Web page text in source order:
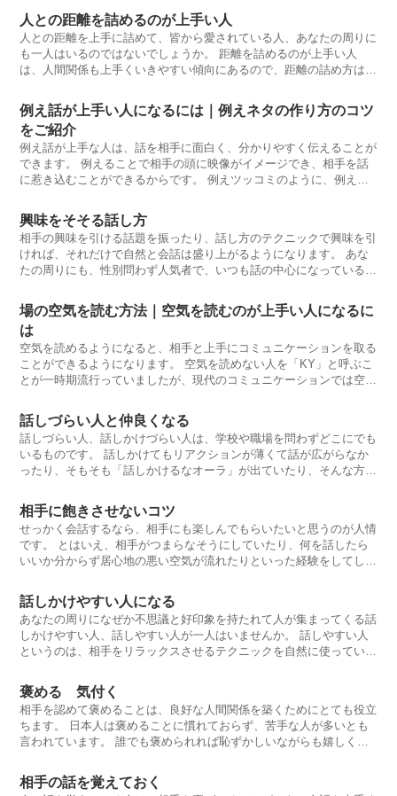
人との距離を詰めるのが上手い人
人との距離を上手に詰めて、皆から愛されている人、あなたの周りに
も一人はいるのではないでしょうか。 距離を詰めるのが上手い人
は、人間関係も上手くいきやすい傾向にあるので、距離の詰め方は是
例え話が上手い人になるには｜例えネタの作り方のコツ
をご紹介
例え話が上手な人は、話を相手に面白く、分かりやすく伝えることが
できます。 例えることで相手の頭に映像がイメージでき、相手を話
に惹き込むことができるからです。 例えツッコミのように、例え話
興味をそそる話し方
相手の興味を引ける話題を振ったり、話し方のテクニックで興味を引
ければ、それだけで自然と会話は盛り上がるようになります。 あな
たの周りにも、性別問わず人気者で、いつも話の中心になっているよ
場の空気を読む方法｜空気を読むのが上手い人になるに
は
空気を読めるようになると、相手と上手にコミュニケーションを取る
ことができるようになります。 空気を読めない人を「KY」と呼ぶこ
とが一時期流行っていましたが、現代のコミュニケーションでは空気
話しづらい人と仲良くなる
話しづらい人、話しかけづらい人は、学校や職場を問わずどこにでも
いるものです。 話しかけてもリアクションが薄くて話が広がらなか
ったり、そもそも「話しかけるなオーラ」が出ていたり、そんな方と
相手に飽きさせないコツ
せっかく会話するなら、相手にも楽しんでもらいたいと思うのが人情
です。 とはいえ、相手がつまらなそうにしていたり、何を話したら
いいか分からず居心地の悪い空気が流れたりといった経験をしてしま
話しかけやすい人になる
あなたの周りになぜか不思議と好印象を持たれて人が集まってくる話
しかけやすい人、話しやすい人が一人はいませんか。 話しやすい人
というのは、相手をリラックスさせるテクニックを自然に使っていま
褒める 気付く
相手を認めて褒めることは、良好な人間関係を築くためにとても役立
ちます。 日本人は褒めることに慣れておらず、苦手な人が多いとも
言われています。 誰でも褒められれば恥ずかしいながらも嬉しくな
相手の話を覚えておく